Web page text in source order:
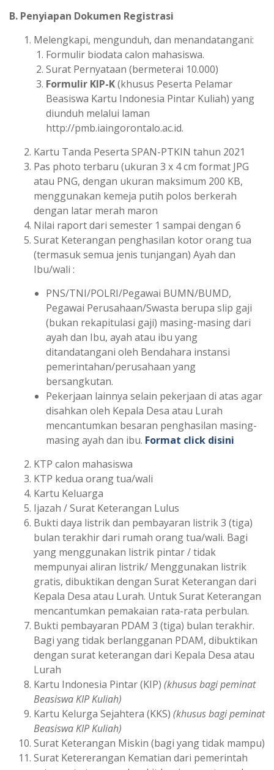
B. Penyiapan Dokumen Registrasi
Melengkapi, mengunduh, dan menandatangani:
Formulir biodata calon mahasiswa.
Surat Pernyataan (bermeterai 10.000)
Formulir KIP-K(khusus Peserta Pelamar
Beasiswa Kartu Indonesia Pintar Kuliah) yang
diunduh melalui laman
http://pmb.iaingorontalo.ac.id.
Kartu Tanda Peserta SPAN-PTKIN tahun 2021
Pas photo terbaru (ukuran 3 x 4 cm format JPG
atau PNG, dengan ukuran maksimum 200 KB,
menggunakan kemeja putih polos berkerah
dengan latar merah maron
Nilai raport dari semester 1 sampai dengan 6
Surat Keterangan penghasilan kotor orang tua
(termasuk semua jenis tunjangan) Ayah dan
Ibu/wali :
PNS/TNI/POLRI/Pegawai BUMN/BUMD,
Pegawai Perusahaan/Swasta berupa slip gaji
(bukan rekapitulasi gaji) masing-masing dari
ayah dan Ibu, ayah atau ibu yang
ditandatangani oleh Bendahara instansi
pemerintahan/perusahaan yang
bersangkutan.
Pekerjaan lainnya selain pekerjaan di atas agar
disahkan oleh Kepala Desa atau Lurah
mencantumkan besaran penghasilan masing-
masing ayah dan ibu. Format click disini
KTP calon mahasiswa
KTP kedua orang tua/wali
Kartu Keluarga
Ijazah / Surat Keterangan Lulus
Bukti daya listrik dan pembayaran listrik 3 (tiga)
bulan terakhir dari rumah orang tua/wali. Bagi
yang menggunakan listrik pintar / tidak
mempunyai aliran listrik/ Menggunakan listrik
gratis, dibuktikan dengan Surat Keterangan dari
Kepala Desa atau Lurah. Untuk Surat Keterangan
mencantumkan pemakaian rata-rata perbulan.
Bukti pembayaran PDAM 3 (tiga) bulan terakhir.
Bagi yang tidak berlangganan PDAM, dibuktikan
dengan surat keterangan dari Kepala Desa atau
Lurah
Kartu Indonesia Pintar (KIP) (khusus bagi peminat
Beasiswa KIP Kuliah)
Kartu Kelurga Sejahtera (KKS) (khusus bagi peminat
Beasiswa KIP Kuliah)
Surat Keterangan Miskin (bagi yang tidak mampu)
Surat Ketererangan Kematian dari pemerintah